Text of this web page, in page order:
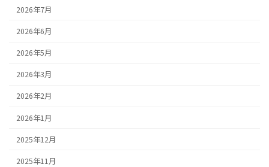
2026年7月
2026年6月
2026年5月
2026年3月
2026年2月
2026年1月
2025年12月
2025年11月